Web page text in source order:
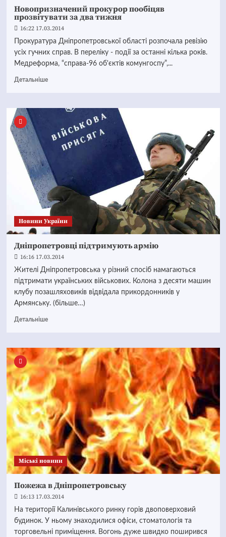
Новопризначений прокурор пообіцяв
прозвітувати за два тижня
16:22 17.03.2014
Прокуратура Дніпропетровської області розпочала ревізію
усіх гучних справ. В переліку - події за останні кілька років.
Медреформа, “справа-96 об'єктів комунгоспу”,...
Детальніше
Новини України
Дніпропетровці підтримують армію
16:16 17.03.2014
Жителі Дніпропетровська у різний спосіб намагаються
підтримати українських військових. Колона з десяти машин
клубу позашляховиків відвідала прикордонників у
Армянську. (більше…)
Детальніше
Mіські новини
Пожежа в Дніпропетровську
16:13 17.03.2014
На території Калинівського ринку горів двоповерховий
будинок. У ньому знаходилися офіси, стоматологія та
торговельні приміщення. Вогонь дуже швидко поширився